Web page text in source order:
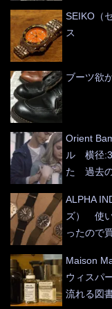
SEIKO（
ス
ブーツ欲
Orient
ル 横径
た 過去
ALPHA
ズ） 使
ったので
Maison
ウィスパ
流れる図